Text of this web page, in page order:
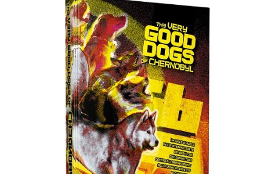
Fumetti & Romanzi
Giochi di Carte Collezionabili